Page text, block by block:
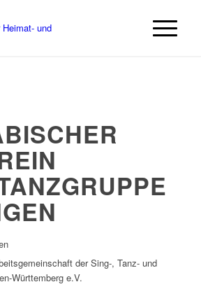
der Sing-, Tanz- und
Württemberg e.V.